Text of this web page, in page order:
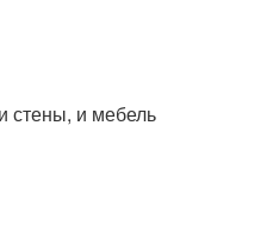
стены, и мебель